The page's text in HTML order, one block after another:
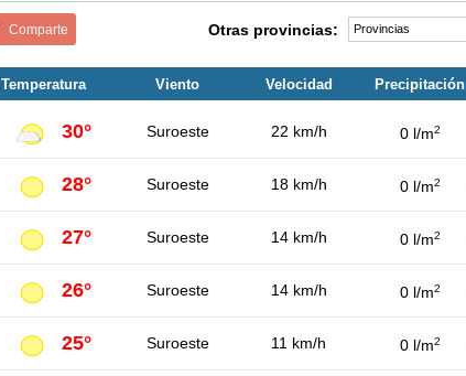
Comparte Otras provincias:
Temperatura Viento Velocidad Precipitación
30° Suroeste 22 km/h 0 l/m2
28° Suroeste 18 km/h 0 l/m2
27° Suroeste 14 km/h 0 l/m2
26° Suroeste 14 km/h 0 l/m2
25° Suroeste 11 km/h 0 l/m2